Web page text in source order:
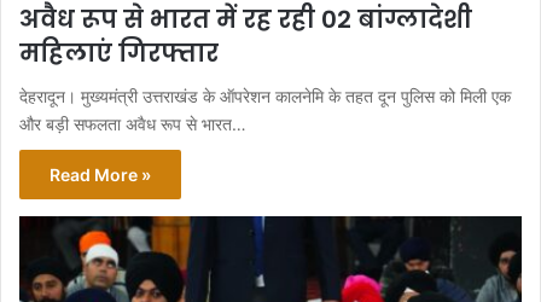
अवैध रूप से भारत में रह रही 02 बांग्लादेशी
महिलाएं गिरफ्तार
देहरादून। मुख्यमंत्री उत्तराखंड के ऑपरेशन कालनेमि के तहत दून पुलिस को मिली एक
और बड़ी सफलता अवैध रूप से भारत…
Read More »